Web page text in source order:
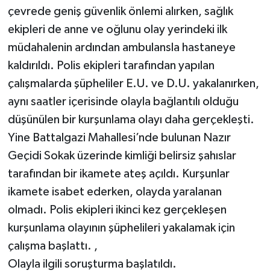
çevrede geniş güvenlik önlemi alırken, sağlık
ekipleri de anne ve oğlunu olay yerindeki ilk
müdahalenin ardından ambulansla hastaneye
kaldırıldı. Polis ekipleri tarafından yapılan
çalışmalarda şüpheliler E.U. ve D.U. yakalanırken,
aynı saatler içerisinde olayla bağlantılı olduğu
düşünülen bir kurşunlama olayı daha gerçekleşti.
Yine Battalgazi Mahallesi’nde bulunan Nazır
Geçidi Sokak üzerinde kimliği belirsiz şahıslar
tarafından bir ikamete ateş açıldı. Kurşunlar
ikamete isabet ederken, olayda yaralanan
olmadı. Polis ekipleri ikinci kez gerçekleşen
kurşunlama olayının şüphelileri yakalamak için
çalışma başlattı. ,
Olayla ilgili soruşturma başlatıldı.